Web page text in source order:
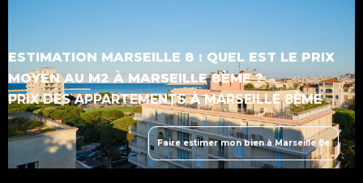
ESTIMATION MARSEILLE 8 : QUEL EST LE PRIX
MOYEN AU M2 À MARSEILLE 8ÈME ?
PRIX DES APPARTEMENTS À MARSEILLE 8ÈME
Faire estimer mon bien à Marseille 8e